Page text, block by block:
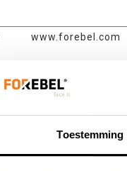
Toestemming
www.forebel.com